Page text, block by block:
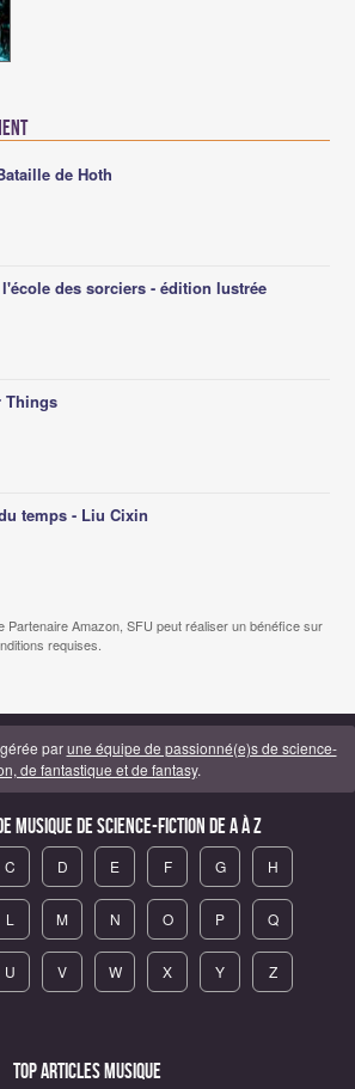
de Hoth
des sorciers - édition lustrée
Things
temps - Liu Cixin
Partenaire Amazon, SFU peut réaliser un bénéfice sur
requises.
parune équipe de passionné(e)s de science-
de fantastique et de fantasy.
Musique de science-fiction de A à Z
C D E F G H
L M N O P Q
U V W X Y Z
Top articles Musique